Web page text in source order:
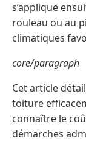
s’applique
rouleau ou au
climatiques
core/paragraph
Cet article
toiture
connaître le
démarches